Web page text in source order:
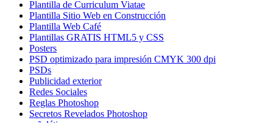
Plantilla de Curriculum Viatae
Plantilla Sitio Web en Construcción
Plantilla Web Café
Plantillas GRATIS HTML5 y CSS
Posters
PSD optimizado para impresión CMYK 300 dpi
PSDs
Publicidad exterior
Redes Sociales
Reglas Photoshop
Secretos Revelados Photoshop